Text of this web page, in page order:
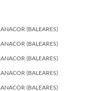
(BALEARES)
(BALEARES)
(BALEARES)
(BALEARES)
(BALEARES)